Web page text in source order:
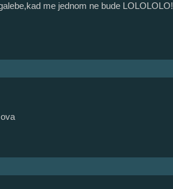
me jednom ne bude LOLOLOLO!